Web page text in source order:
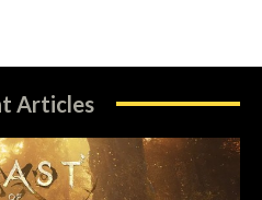
Articles